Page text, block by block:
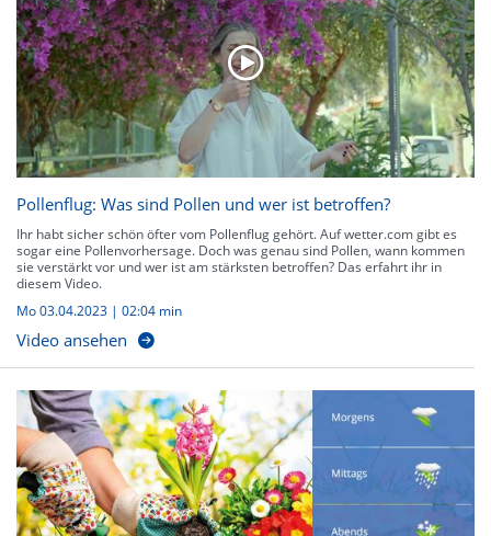
Pollenflug: Was sind Pollen und wer ist betroffen?
Ihr habt sicher schön öfter vom Pollenflug gehört. Auf wetter.com gibt es
sogar eine Pollenvorhersage. Doch was genau sind Pollen, wann kommen
sie verstärkt vor und wer ist am stärksten betroffen? Das erfahrt ihr in
diesem Video.
Mo 03.04.2023 | 02:04 min
Video ansehen